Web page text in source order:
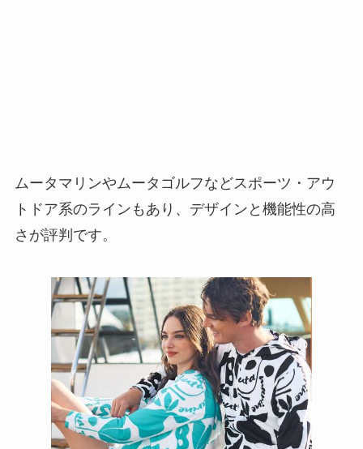
ムータマリンやムータゴルフなどスポーツ・アウ
トドア系のラインもあり、デザインと機能性の高
さが評判です。